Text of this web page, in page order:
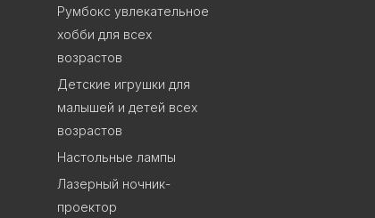
Румбокс увлекательное
хобби для всех
возрастов
Детские игрушки для
малышей и детей всех
возрастов
Настольные лампы
Лазерный ночник-
проектор